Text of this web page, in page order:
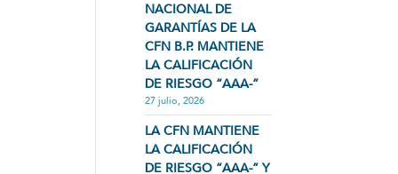
NACIONAL DE
GARANTÍAS DE LA
CFN B.P. MANTIENE
LA CALIFICACIÓN
DE RIESGO “AAA-”
27 julio, 2026
LA CFN MANTIENE
LA CALIFICACIÓN
DE RIESGO “AAA-” Y